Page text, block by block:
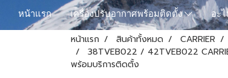
หน้าแรก เครื่องปรับอากาศพร้อมติดตั้ง อะ
หน้าแรก สินค้าทั้งหมด CARRIER
38TVEB022 / 42TVEB022
พร้อมบริการติดตั้ง